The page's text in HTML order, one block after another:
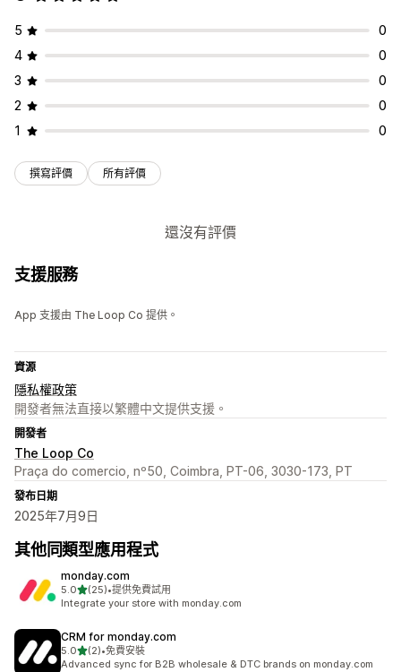
5
0
4
0
3
0
2
0
1
0
撰寫評價 所有評價
還沒有評價
支援服務
App 支援由 The Loop Co 提供。
資源
隱私權政策
開發者無法直接以繁體中文提供支援。
開發者
The Loop Co
Praça do comercio, nº50, Coimbra, PT-06, 3030-173, PT
發布日期
2025年7月9日
其他同類型應用程式
monday.com
5.0滿分 5 顆星
(25)
共有 25 則評價
•提供免費試用
Integrate your store with monday.com
CRM for monday.com
5.0滿分 5 顆星
(2)
共有 2 則評價
•免費安裝
Advanced sync for B2B wholesale & DTC brands on monday.com